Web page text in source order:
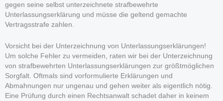
gegen seine selbst unterzeichnete strafbewehrte
Unterlassungserklärung und müsse die geltend gemachte
Vertragsstrafe zahlen.
Vorsicht bei der Unterzeichnung von Unterlassungserklärungen!
Um solche Fehler zu vermeiden, raten wir bei der Unterzeichnung
von strafbewehrten Unterlassungserklärungen zur größtmöglichen
Sorgfalt. Oftmals sind vorformulierte Erklärungen und
Abmahnungen nur ungenau und gehen weiter als eigentlich nötig.
Eine Prüfung durch einen Rechtsanwalt schadet daher in keinem